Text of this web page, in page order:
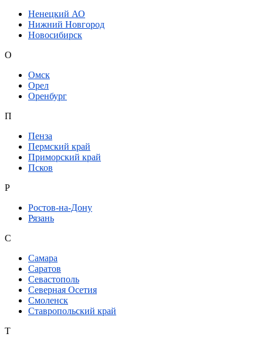
Ненецкий АО
Нижний Новгород
Новосибирск
О
Омск
Орел
Оренбург
П
Пенза
Пермский край
Приморский край
Псков
Р
Ростов-на-Дону
Рязань
С
Самара
Саратов
Севастополь
Северная Осетия
Смоленск
Ставропольский край
Т